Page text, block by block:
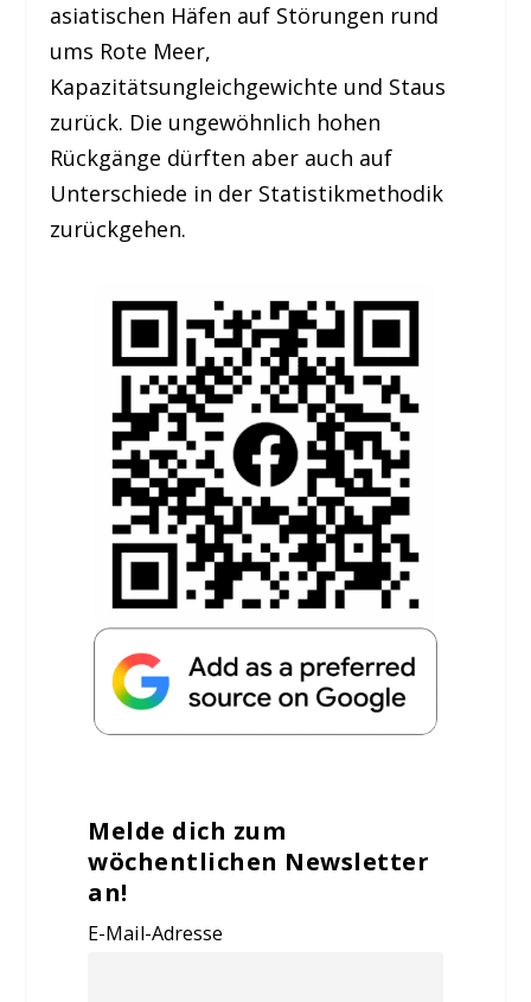
asiatischen Häfen auf Störungen rund
ums Rote Meer,
Kapazitätsungleichgewichte und Staus
zurück. Die ungewöhnlich hohen
Rückgänge dürften aber auch auf
Unterschiede in der Statistikmethodik
zurückgehen.
Melde dich zum
wöchentlichen Newsletter
an!
E-Mail-Adresse